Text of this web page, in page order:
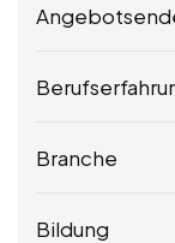
Branche
Bildung